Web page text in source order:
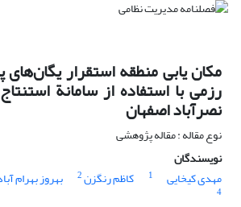
مکان یابی منطقه استقرار
رزمی با استفاده از سامانة
نصرآباد اصفهان
نوع مقاله : مقاله پژوهشی
نویسندگان
مهدی کیخایی
1 کاظم رنگزن2 بهروز بهرام
4